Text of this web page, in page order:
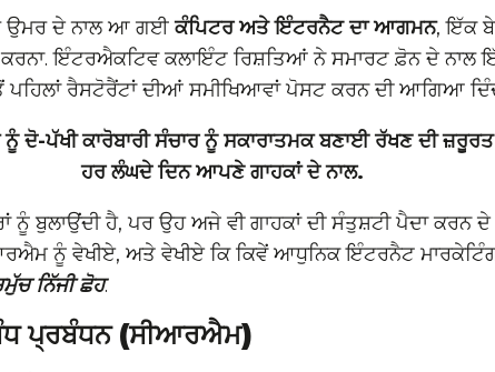
ਉਮਰ ਦੇ ਨਾਲ ਆ ਗਈਕੰਪਿਟਰ ਅਤੇ ਇੰਟਰਨੈਟ ਦਾ ਆਗਮਨ, ਇੱਕ
ਕਰਨਾ. ਇੰਟਰਐਕਟਿਵ ਕਲਾਇੰਟ ਰਿਸ਼ਤਿਆਂ ਨੇ ਸਮਾਰਟ ਫ਼ੋਨ ਦੇ ਨਾਲ
ਰੈਸਟੋਰੈਂਟਾਂ ਦੀਆਂ ਸਮੀਖਿਆਵਾਂ ਪੋਸਟ ਕਰਨ ਦੀ ਆਗਿਆ
ਨੂੰ ਦੋ-ਪੱਖੀ ਕਾਰੋਬਾਰੀ ਸੰਚਾਰ ਨੂੰ ਸਕਾਰਾਤਮਕ ਬਣਾਈ ਰੱਖਣ ਦੀ
ਹਰ ਲੰਘਦੇ ਦਿਨ ਆਪਣੇ ਗਾਹਕਾਂ ਦੇ ਨਾਲ.
ਨੂੰ ਬੁਲਾਉਂਦੀ ਹੈ, ਪਰ ਉਹ ਅਜੇ ਵੀ ਗਾਹਕਾਂ ਦੀ ਸੰਤੁਸ਼ਟੀ ਪੈਦਾ
ਨੂੰ ਵੇਖੀਏ, ਅਤੇ ਵੇਖੀਏ ਕਿ ਕਿਵੇਂ ਆਧੁਨਿਕ ਇੰਟਰਨੈਟ
ਨਿੱਜੀ ਛੋਹ.
ਪ੍ਰਬੰਧਨ (ਸੀਆਰਐਮ)